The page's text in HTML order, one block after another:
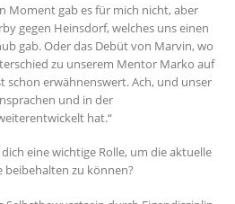
Moment gab es für mich nicht, aber
gegen Heinsdorf, welches uns einen
gab. Oder das Debüt von Marvin, wo
zu unserem Mentor Marko auf
schon erwähnenswert. Ach, und unser
und in der
hat.“
eine wichtige Rolle, um die aktuelle
beibehalten zu können?